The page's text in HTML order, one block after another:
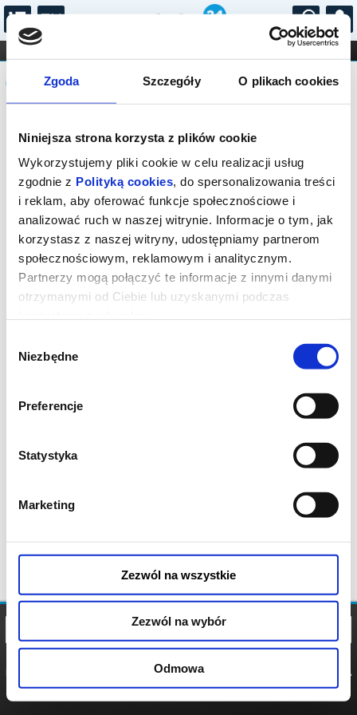
Zgoda Szczegóły O plikach cookies
Niniejsza strona korzysta z plików cookie
Wykorzystujemy pliki cookie w celu realizacji usług
zgodnie z Polityką cookies, do spersonalizowania treści
i reklam, aby oferować funkcje społecznościowe i
analizować ruch w naszej witrynie. Informacje o tym, jak
korzystasz z naszej witryny, udostępniamy partnerom
społecznościowym, reklamowym i analitycznym.
Partnerzy mogą połączyć te informacje z innymi danymi
otrzymanymi od Ciebie lub uzyskanymi podczas
zgody
Niezbędne
Preferencje
Statystyka
Marketing
Zezwól na wszystkie
Zezwól na wybór
Odmowa
...
FILHARMONIA OPERA I BALET
STAND-UP
DLA DZIECI
Komunikat
Sprzedaż biletów on-line na wydarzenie
została zakończona.
POLITYKA
POLITYKA